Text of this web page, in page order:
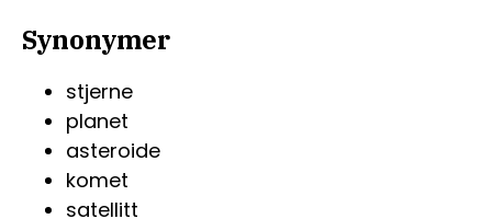
Synonymer
stjerne
planet
asteroide
komet
satellitt